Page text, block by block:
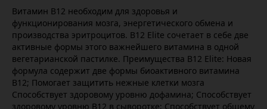
Витамин B12 необходим для здоровья и
функционирования мозга, энергетического обмена и
производства эритроцитов. B12 Elite сочетает в себе две
активные формы этого важнейшего витамина в одной
вегетарианской пастилке. Преимущества B12 Elite: Новая
формула содержит две формы биоактивного витамина
B12; Помогает защитить нежные клетки мозга
Способствует здоровому уровню дофамина; Способствует
здоровому уровню B12 в сыворотке; Способствует общему